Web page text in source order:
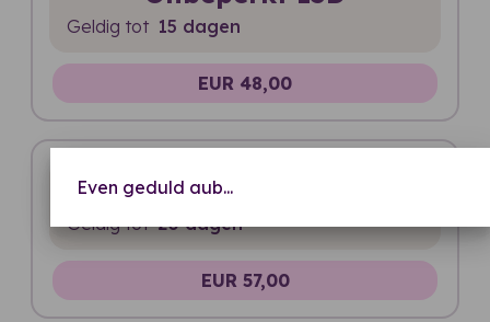
Even geduld aub...
Geldig tot 15 dagen
EUR 48,00
Onbeperkt 20D
Geldig tot 20 dagen
EUR 57,00